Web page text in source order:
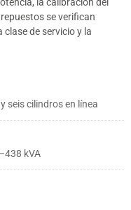
la calibración del
se verifican
clase de servicio y la
seis cilindros en línea
kVA